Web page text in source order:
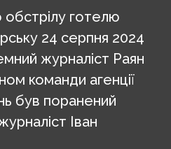
обстрілу готелю
24 серпня 2024
журналіст Раян
команди агенції
був поранений
Іван